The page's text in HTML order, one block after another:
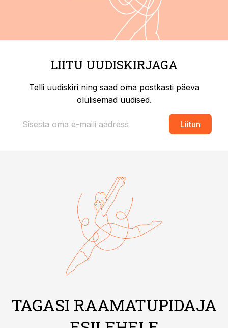
LIITU UUDISKIRJAGA
Telli uudiskiri ning saad oma postkasti päeva
olulisemad uudised.
Liitun
TAGASI RAAMATUPIDAJA